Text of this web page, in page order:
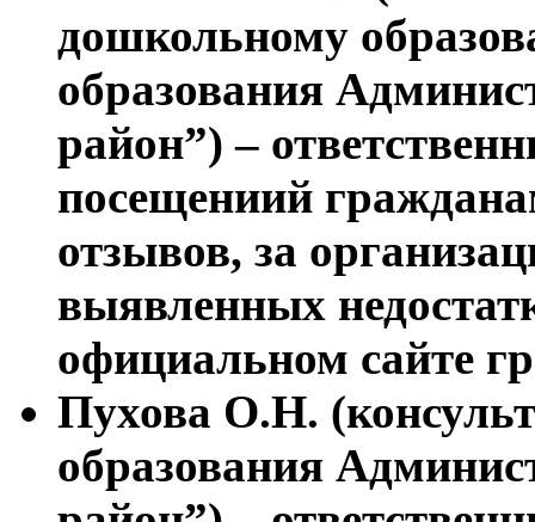
дошкольному
образования
район”) –
посещениий
отзывов, за
выявленных
официальном сайте
Пухова О.Н.
образования